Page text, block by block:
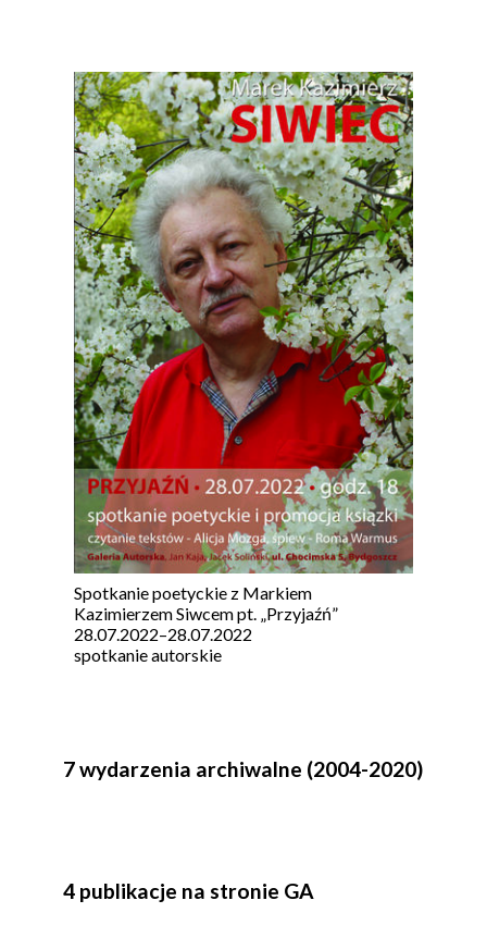
Spotkanie poetyckie z Markiem
Kazimierzem Siwcem pt. „Przyjaźń”
28.07.2022–28.07.2022
spotkanie autorskie
7 wydarzenia archiwalne (2004-2020)
4 publikacje na stronie GA